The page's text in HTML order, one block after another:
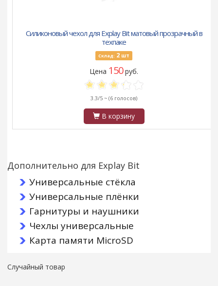
Силиконовый чехол для Explay Bit матовый прозрачный в
техпаке
Склад: 2 шт
Цена 150руб.
3.3/5 ~ (6 голосов)
В корзину
Дополнительно для Explay Bit
Универсальные стёкла
Универсальные плёнки
Гарнитуры и наушники
Чехлы универсальные
Карта памяти MicroSD
Случайный товар